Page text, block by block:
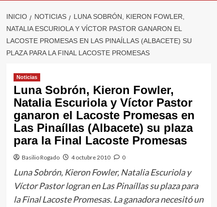
INICIO NOTICIAS
LUNA SOBRÓN, KIERON FOWLER,
NATALIA ESCURIOLA Y VÍCTOR PASTOR GANARON EL
LACOSTE PROMESAS EN LAS PINAÍLLAS (ALBACETE) SU
PLAZA PARA LA FINAL LACOSTE PROMESAS
Noticias
Luna Sobrón, Kieron Fowler,
Natalia Escuriola y Víctor Pastor
ganaron el Lacoste Promesas en
Las Pinaíllas (Albacete) su plaza
para la Final Lacoste Promesas
Basilio Rogado 4 octubre 2010 0
Luna Sobrón, Kieron Fowler, Natalia Escuriola y
Víctor Pastor logran en Las Pinaíllas su plaza para
la Final Lacoste Promesas. La ganadora necesitó un